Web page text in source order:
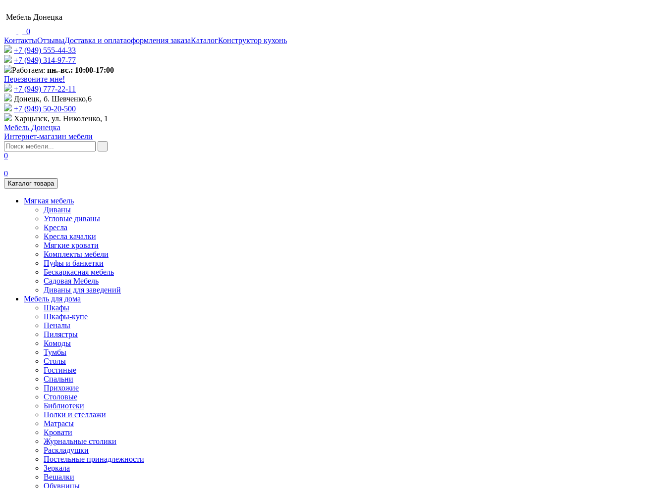
Мебель Донецка
0
КонтактыОтзывыДоставка и оплатаоформления заказаКаталогКонструктор кухонь
+7 (949) 555-44-33
+7 (949) 314-97-77
Работаем: пн.-вс.: 10:00-17:00
Перезвоните мне!
+7 (‎949) 777-22-11
Донецк, б. Шевченко,6
+7 (949) 50-20-500
Харцызск, ул. Николенко, 1
Мебель Донецка
Интернет-магазин мебели
0
0
Каталог товара
Мягкая мебель
Диваны
Угловые диваны
Кресла
Кресла качалки
Мягкие кровати
Комплекты мебели
Пуфы и банкетки
Бескаркасная мебель
Садовая Мебель
Диваны для заведений
Мебель для дома
Шкафы
Шкафы-купе
Пеналы
Пилястры
Комоды
Тумбы
Столы
Гостиные
Спальни
Прихожие
Столовые
Библиотеки
Полки и стеллажи
Матрасы
Кровати
Журнальные столики
Раскладушки
Постельные принадлежности
Зеркала
Вешалки
Обувницы